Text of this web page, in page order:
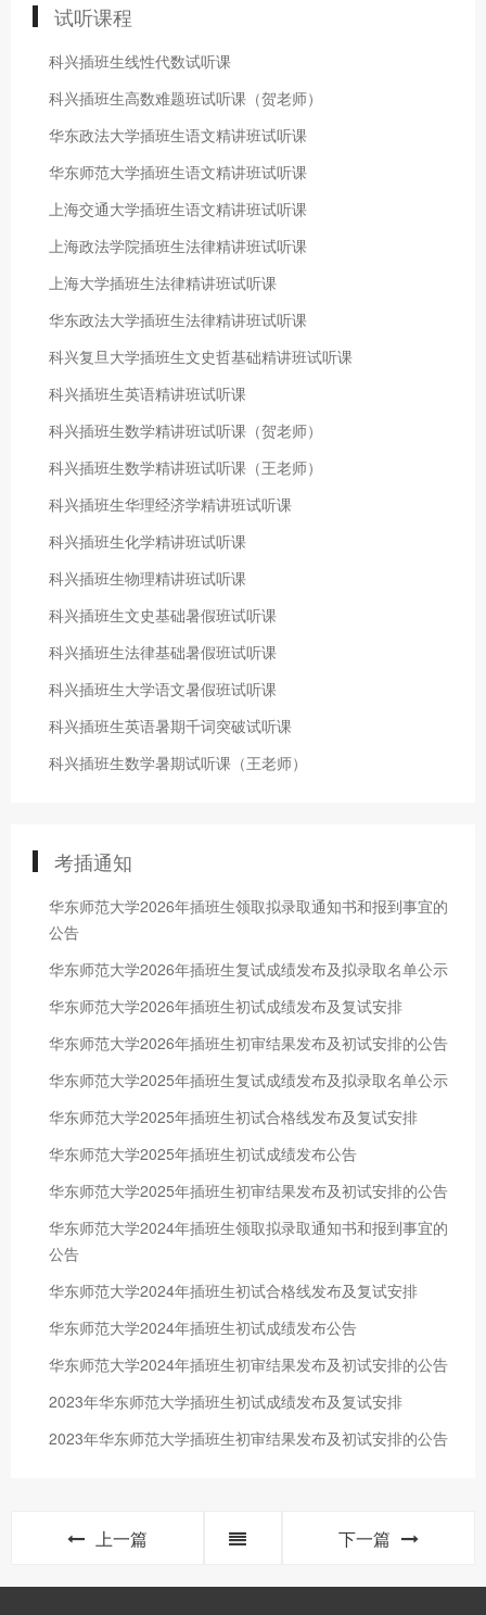
试听课程
科兴插班生线性代数试听课
科兴插班生高数难题班试听课（贺老师）
华东政法大学插班生语文精讲班试听课
华东师范大学插班生语文精讲班试听课
上海交通大学插班生语文精讲班试听课
上海政法学院插班生法律精讲班试听课
上海大学插班生法律精讲班试听课
华东政法大学插班生法律精讲班试听课
科兴复旦大学插班生文史哲基础精讲班试听课
科兴插班生英语精讲班试听课
科兴插班生数学精讲班试听课（贺老师）
科兴插班生数学精讲班试听课（王老师）
科兴插班生华理经济学精讲班试听课
科兴插班生化学精讲班试听课
科兴插班生物理精讲班试听课
科兴插班生文史基础暑假班试听课
科兴插班生法律基础暑假班试听课
科兴插班生大学语文暑假班试听课
科兴插班生英语暑期千词突破试听课
科兴插班生数学暑期试听课（王老师）
考插通知
华东师范大学2026年插班生领取拟录取通知书和报到事宜的
公告
华东师范大学2026年插班生复试成绩发布及拟录取名单公示
华东师范大学2026年插班生初试成绩发布及复试安排
华东师范大学2026年插班生初审结果发布及初试安排的公告
华东师范大学2025年插班生复试成绩发布及拟录取名单公示
华东师范大学2025年插班生初试合格线发布及复试安排
华东师范大学2025年插班生初试成绩发布公告
华东师范大学2025年插班生初审结果发布及初试安排的公告
华东师范大学2024年插班生领取拟录取通知书和报到事宜的
公告
华东师范大学2024年插班生初试合格线发布及复试安排
华东师范大学2024年插班生初试成绩发布公告
华东师范大学2024年插班生初审结果发布及初试安排的公告
2023年华东师范大学插班生初试成绩发布及复试安排
2023年华东师范大学插班生初审结果发布及初试安排的公告
上一篇 下一篇